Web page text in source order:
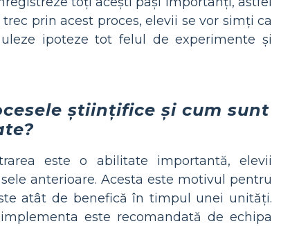
prin acest proces, elevii se vor simți ca
ipoteze tot felul de experimente și
științifice și cum sunt
este o abilitate importantă, elevii
anterioare. Acesta este motivul pentru
atât de benefică în timpul unei unități.
este recomandată de echipa